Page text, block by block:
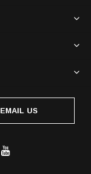
EMAIL US